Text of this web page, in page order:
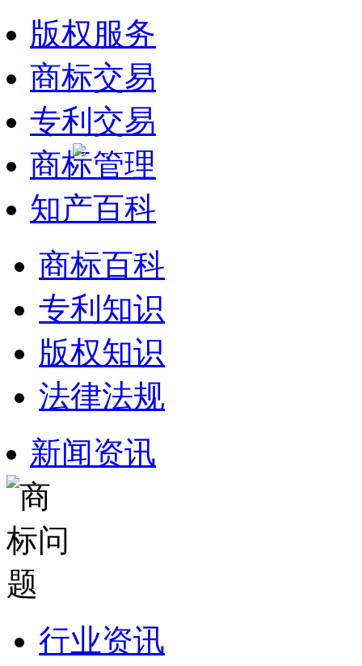
版权服务
商标交易
专利交易
商标管理
知产百科
商标百科
专利知识
版权知识
法律法规
新闻资讯
行业资讯